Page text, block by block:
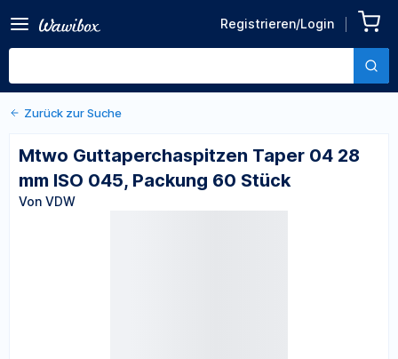
Registrieren/Login
Taper 04 28 mm ISO 045,
Packung 60 Stück
Von VDW
Zurück zu den Produktdetails
Zurück zur Suche
Mtwo Guttaperchaspitzen Taper 04 28
mm ISO 045, Packung 60 Stück
Von VDW